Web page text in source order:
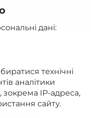
дані:
технічні
аналітики
зокрема IP-адреса,
сайту.